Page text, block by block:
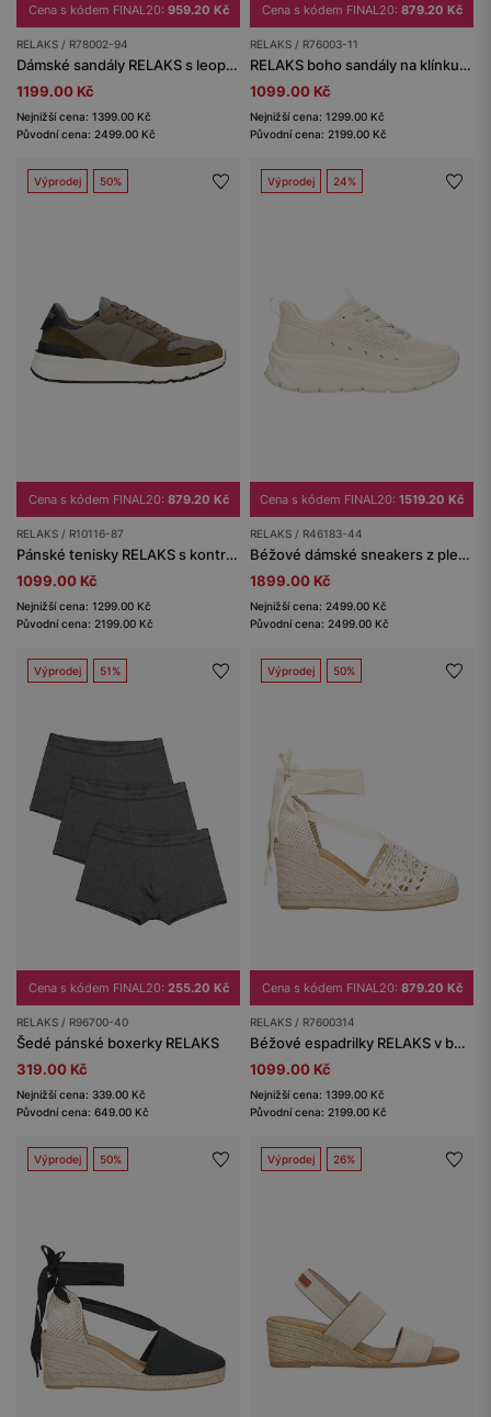
Cena s kódem FINAL20: 959.20 Kč
RELAKS / R78002-94
Dámské sandály RELAKS s leopardím vzorem
1199.00 Kč
Nejnižší cena: 1399.00 Kč
Původní cena: 2499.00 Kč
Cena s kódem FINAL20: 879.20 Kč
RELAKS / R76003-11
RELAKS boho sandály na klínku ve stylu espadrilek se šněrováním kolem kotníku
1099.00 Kč
Nejnižší cena: 1299.00 Kč
Původní cena: 2199.00 Kč
Výprodej 50%
Cena s kódem FINAL20: 879.20 Kč
RELAKS / R10116-87
Pánské tenisky RELAKS s kontrastní podrážkou a vsadkami ze semišové useně
1099.00 Kč
Nejnižší cena: 1299.00 Kč
Původní cena: 2199.00 Kč
Výprodej 24%
Cena s kódem FINAL20: 1519.20 Kč
RELAKS / R46183-44
Béžové dámské sneakers z pleteného materiálu RELAKS
1899.00 Kč
Nejnižší cena: 2499.00 Kč
Původní cena: 2499.00 Kč
Výprodej 51%
Cena s kódem FINAL20: 255.20 Kč
RELAKS / R96700-40
Šedé pánské boxerky RELAKS
319.00 Kč
Nejnižší cena: 339.00 Kč
Původní cena: 649.00 Kč
Výprodej 50%
Cena s kódem FINAL20: 879.20 Kč
RELAKS / R7600314
Béžové espadrilky RELAKS v boho stylu
1099.00 Kč
Nejnižší cena: 1399.00 Kč
Původní cena: 2199.00 Kč
Výprodej 50% Výprodej 26%